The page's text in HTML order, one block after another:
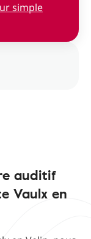
simple
auditif
Vaulx en